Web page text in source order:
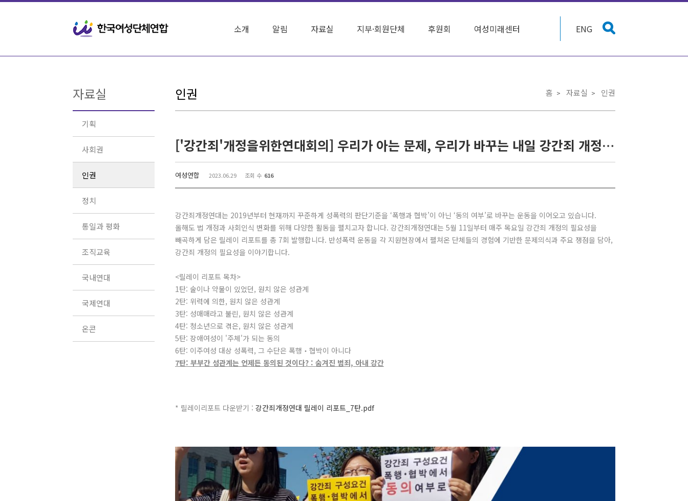
소개 알림 자료실 지부·회원단체 후원회 여성미래센터 ENG
자료실
기획
사회권
인권
정치
통일과 평화
조직교육
국내연대
국제연대
온콘
인권 홈 자료실 인권
['강간죄'개정을위한연대회의] 우리가 아는 문제, 우리가 바꾸는 내일 강간죄 개정을 위한 릴레이 리포트 7탄 : 부부간 성관계는 언제든 동의된 것이다? : 숨겨진 범죄, 아내 강간
여성연합 2023.06.29 조회 수 616
강간죄개정연대는 2019년부터 현재까지 꾸준하게 성폭력의 판단기준을 ‘폭행과 협박’이 아닌 ‘동의 여부’로 바꾸는 운동을 이어오고 있습니다.
올해도 법 개정과 사회인식 변화를 위해 다양한 활동을 펼치고자 합니다. 강간죄개정연대는 5월 11일부터 매주 목요일 강간죄 개정의 필요성을
빼곡하게 담은 릴레이 리포트를 총 7회 발행합니다. 반성폭력 운동을 각 지원현장에서 펼쳐온 단체들의 경험에 기반한 문제의식과 주요 쟁점을 담아,
강간죄 개정의 필요성을 이야기합니다.
<릴레이 리포트 목차>
1탄: 술이나 약물이 있었던, 원치 않은 성관계
2탄: 위력에 의한, 원치 않은 성관계
3탄: 성매매라고 불린, 원치 않은 성관계
4탄: 청소년으로 겪은, 원치 않은 성관계
5탄: 장애여성이 '주체'가 되는 동의
6탄: 이주여성 대상 성폭력, 그 수단은 폭행‧협박이 아니다
7탄: 부부간 성관계는 언제든 동의된 것이다? : 숨겨진 범죄, 아내 강간
* 릴레이리포트 다운받기 : 강간죄개정연대 릴레이 리포트_7탄.pdf